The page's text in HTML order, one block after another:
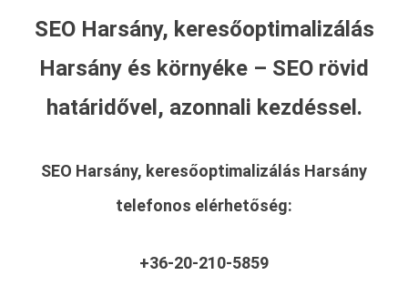
SEO Harsány, keresőoptimalizálás
Harsány és környéke – SEO rövid
határidővel, azonnali kezdéssel.
SEO Harsány, keresőoptimalizálás Harsány
telefonos elérhetőség:
+36-20-210-5859